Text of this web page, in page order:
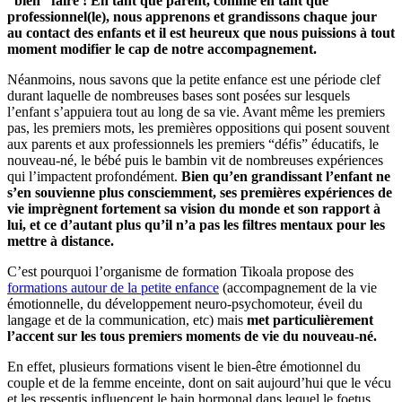
professionnel(le), nous apprenons et grandissons chaque jour
au contact des enfants et il est heureux que nous puissions à tout
moment modifier le cap de notre accompagnement.
Néanmoins, nous savons que la petite enfance est une période clef
durant laquelle de nombreuses bases sont posées sur lesquels
l’enfant s’appuiera tout au long de sa vie. Avant même les premiers
pas, les premiers mots, les premières oppositions qui posent souvent
aux parents et aux professionnels les premiers “défis” éducatifs, le
nouveau-né, le bébé puis le bambin vit de nombreuses expériences
qui l’impactent profondément. Bien qu’en grandissant l’enfant ne
s’en souvienne plus consciemment, ses premières expériences de
vie imprègnent fortement sa vision du monde et son rapport à
lui, et ce d’autant plus qu’il n’a pas les filtres mentaux pour les
mettre à distance.
C’est pourquoi l’organisme de formation Tikoala propose des
formations autour de la petite enfance (accompagnement de la vie
émotionnelle, du développement neuro-psychomoteur, éveil du
langage et de la communication, etc) mais met particulièrement
l’accent sur les tous premiers moments de vie du nouveau-né.
En effet, plusieurs formations visent le bien-être émotionnel du
couple et de la femme enceinte, dont on sait aujourd’hui que le vécu
et les ressentis influencent le bain hormonal dans lequel le foetus